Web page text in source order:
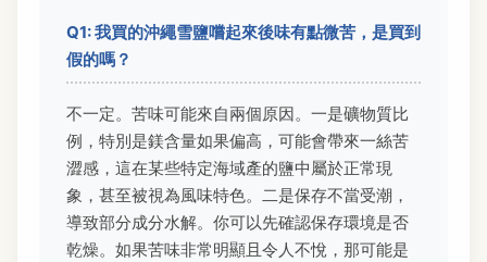
Q1: 我買的沖繩雪鹽嚐起來後味有點微苦，是買到
假的嗎？
不一定。苦味可能來自兩個原因。一是礦物質比
例，特別是鎂含量如果偏高，可能會帶來一絲苦
澀感，這在某些特定海域產的鹽中屬於正常現
象，甚至被視為風味特色。二是保存不當受潮，
導致部分成分水解。你可以先確認保存環境是否
乾燥。如果苦味非常明顯且令人不悅，那可能是